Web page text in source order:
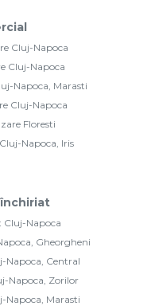
Cluj-Napoca
Cluj-Napoca
Napoca, Marasti
Cluj-Napoca
Floresti
Napoca, Iris
Napoca
Gheorgheni
Napoca, Central
Napoca, Zorilor
Marasti